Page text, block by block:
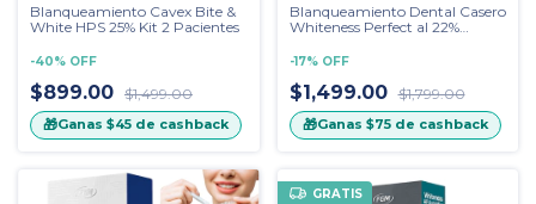
Blanqueamiento Cavex Bite &
White HPS 25% Kit 2 Pacientes
-40% OFF
$899.00 $1,499.00
🎁Ganas $45 de cashback
Blanqueamiento Dental Casero
Whiteness Perfect al 22%
termoformables CAVEX Boil &
-17% OFF
$1,499.00 $1,799.00
🎁Ganas $75de cashback
GRATIS